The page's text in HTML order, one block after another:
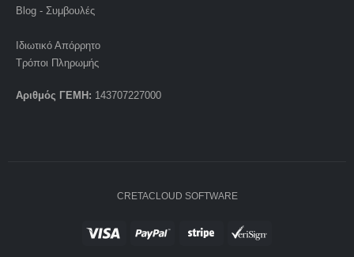
Blog - Συμβουλές
Ιδιωτικό Απόρρητο
Τρόποι Πληρωμής
Αριθμός ΓΕΜΗ: 143707227000
CRETACLOUD SOFTWARE